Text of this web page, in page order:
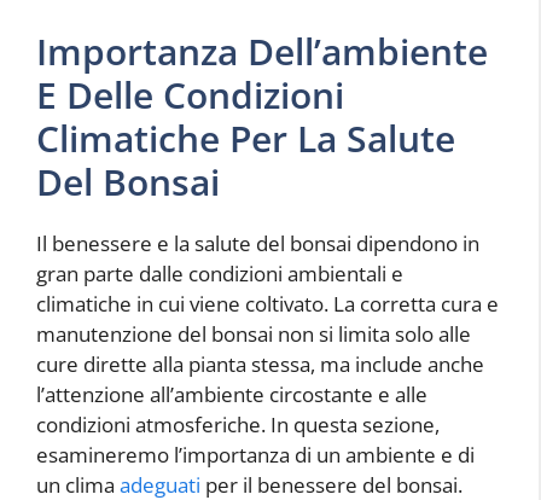
Importanza Dell’ambiente
E Delle Condizioni
Climatiche Per La Salute
Del Bonsai
Il benessere e la salute del bonsai dipendono in
gran parte dalle condizioni ambientali e
climatiche in cui viene coltivato. La corretta cura e
manutenzione del bonsai non si limita solo alle
cure dirette alla pianta stessa, ma include anche
l’attenzione all’ambiente circostante e alle
condizioni atmosferiche. In questa sezione,
esamineremo l’importanza di un ambiente e di
un clima adeguati per il benessere del bonsai.